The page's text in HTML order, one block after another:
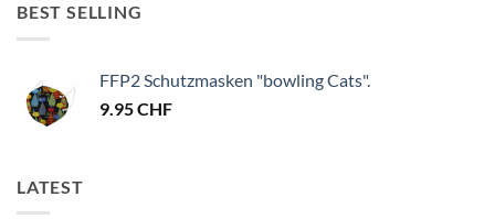
BEST SELLING
FFP2 Schutzmasken "bowling Cats".
9.95CHF
LATEST